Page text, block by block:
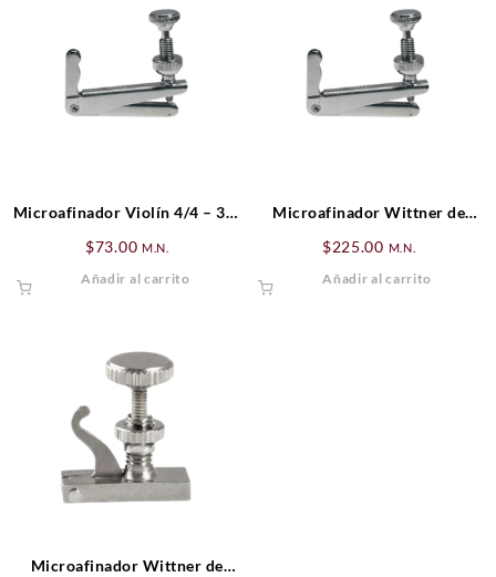
Microafinador Violín 4/4 – 3/4
$73.00 M.N.
Añadir al carrito
Microafinador Wittner de
$225.00 M.N.
Añadir al carrito
Microafinador Wittner de